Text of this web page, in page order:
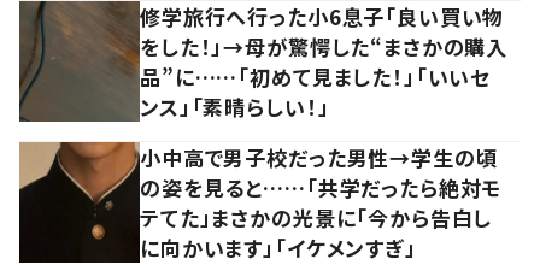
修学旅行へ行った小6息子「良い買い物
をした！」→母が驚愕した“まさかの購入
品”に……「初めて見ました！」「いいセ
ンス」「素晴らしい！」
小中高で男子校だった男性→学生の頃
の姿を見ると……「共学だったら絶対モ
テてた」まさかの光景に「今から告白し
に向かいます」「イケメンすぎ」